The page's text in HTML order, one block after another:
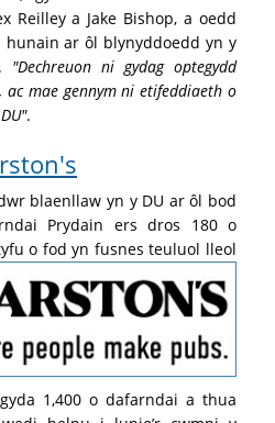
Reilley a Jake Bishop, a oedd
ar ôl blynyddoedd yn y
"Dechreuon ni gydag optegydd
ac mae gennym ni etifeddiaeth o
.
blaenllaw yn y DU ar ôl bod
Prydain ers dros 180 o
o fod yn fusnes teuluol lleol
1,400 o dafarndai a thua